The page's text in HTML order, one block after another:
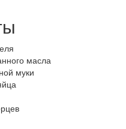
масла
муки